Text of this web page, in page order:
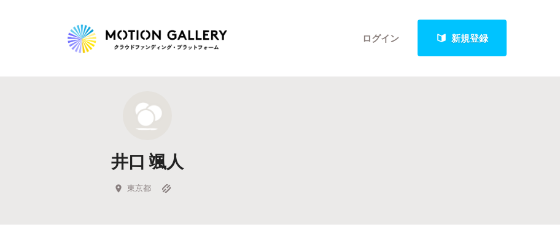
ログイン 新規登録
新着プロジェクト
Feature
キュレーターから探す
井口 颯人
東京都